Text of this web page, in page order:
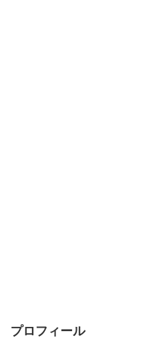
プロフィール